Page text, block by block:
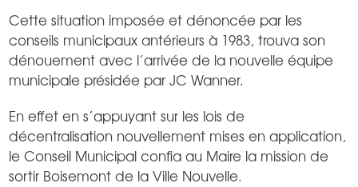
Cette situation imposée et dénoncée par les
conseils municipaux antérieurs à 1983, trouva son
dénouement avec l’arrivée de la nouvelle équipe
municipale présidée par JC Wanner.
En effet en s’appuyant sur les lois de
décentralisation nouvellement mises en application,
le Conseil Municipal confia au Maire la mission de
sortir Boisemont de la Ville Nouvelle.